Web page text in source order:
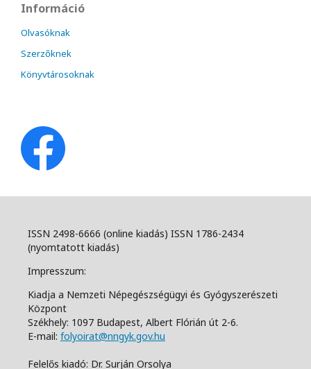
Információ
Olvasóknak
Szerzőknek
Könyvtárosoknak
ISSN 2498-6666 (online kiadás) ISSN 1786-2434
(nyomtatott kiadás)
Impresszum:
Kiadja a Nemzeti Népegészségügyi és Gyógyszerészeti
Központ
Székhely: 1097 Budapest, Albert Flórián út 2-6.
E-mail: folyoirat@nngyk.gov.hu
Felelős kiadó: Dr. Surján Orsolya